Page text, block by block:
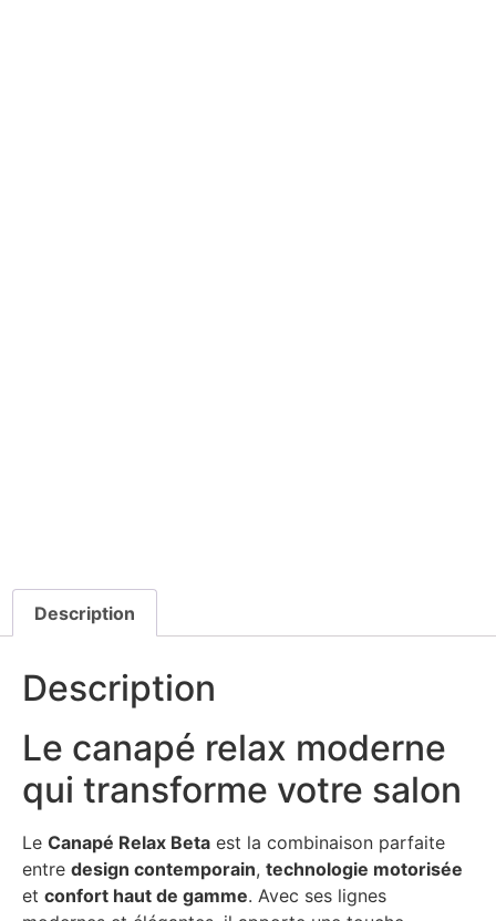
Description
Description
Le canapé relax moderne
qui transforme votre salon
Le Canapé Relax Beta est la combinaison parfaite
entre design contemporain, technologie motorisée
et confort haut de gamme. Avec ses lignes